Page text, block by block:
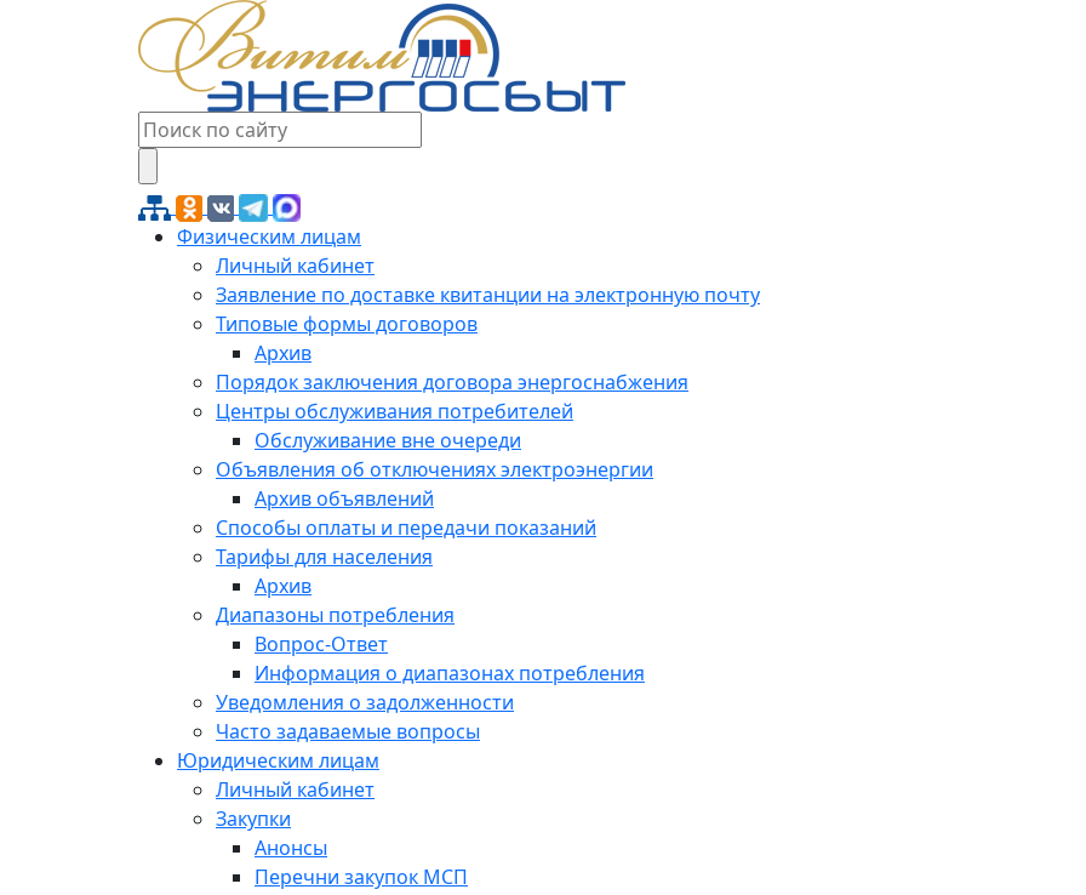
Физическим лицам
Личный кабинет
Заявление по доставке квитанции на электронную почту
Типовые формы договоров
Архив
Порядок заключения договора энергоснабжения
Центры обслуживания потребителей
Обслуживание вне очереди
Объявления об отключениях электроэнергии
Архив объявлений
Способы оплаты и передачи показаний
Тарифы для населения
Архив
Диапазоны потребления
Вопрос-Ответ
Информация о диапазонах потребления
Уведомления о задолженности
Часто задаваемые вопросы
Юридическим лицам
Личный кабинет
Закупки
Анонсы
Перечни закупок МСП